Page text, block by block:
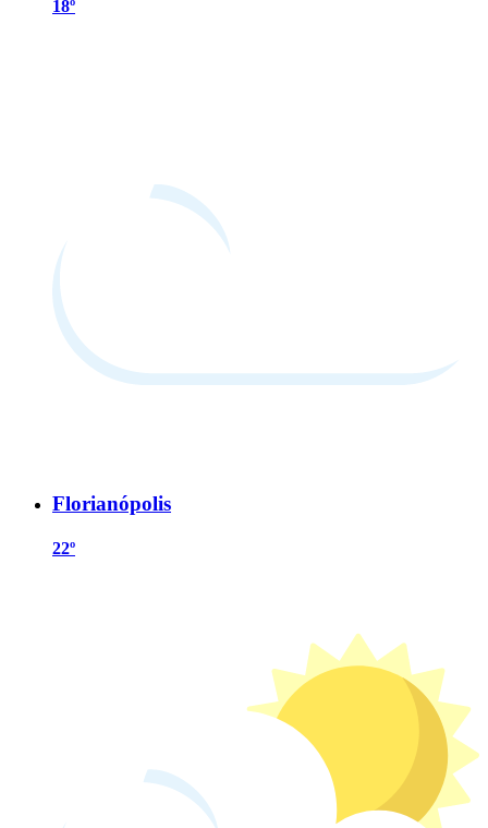
18º
Florianópolis
22º